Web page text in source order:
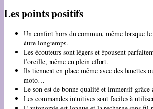
Les points positifs
Un confort hors du commun, même lorsque le
dure longtemps.
Les écouteurs sont légers et épousent
l’oreille, même en plein effort.
Ils tiennent en place même avec des lunettes
moto…
Le son est de bonne qualité et immersif
Les commandes intuitives sont faciles à